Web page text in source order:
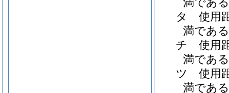
タ
使用
満であ
チ
使用
満であ
ツ
使用
満であ